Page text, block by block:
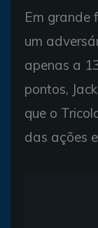
Em grande
um
apenas a
pontos,
que o
das ações